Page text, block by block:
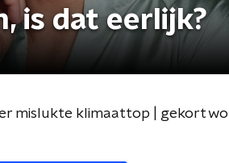
is dat eerlijk?
mislukte klimaattop | gekort